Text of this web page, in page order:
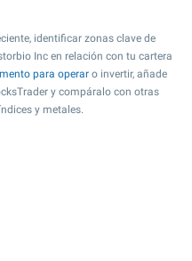
identificar zonas clave de
Inc en relación con tu cartera
para operar o invertir, añade
y compáralo con otras
y metales.